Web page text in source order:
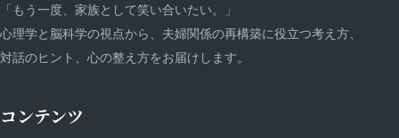
「もう一度、家族として笑い合いたい。」
心理学と脳科学の視点から、夫婦関係の再構築に役立つ考え方、
対話のヒント、心の整え方をお届けします。
コンテンツ